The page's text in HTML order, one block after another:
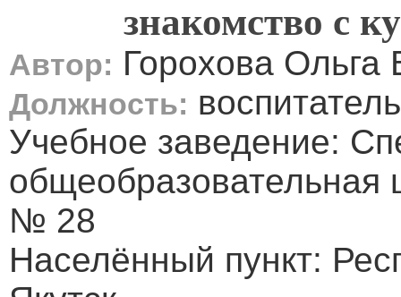
знакомство с
Автор: Горохова Ольга
Должность: воспитатель
Учебное заведение:
общеобразовательная
№ 28
Населённый пункт: